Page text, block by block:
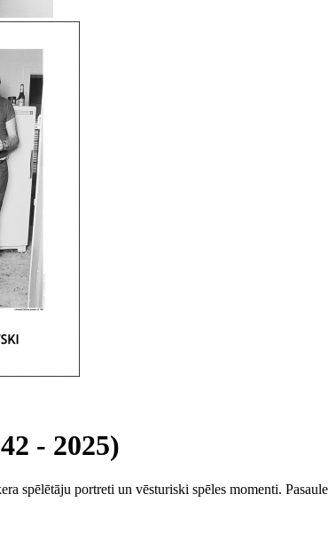
- 2025)
spēlētāju portreti un vēsturiski spēles momenti.